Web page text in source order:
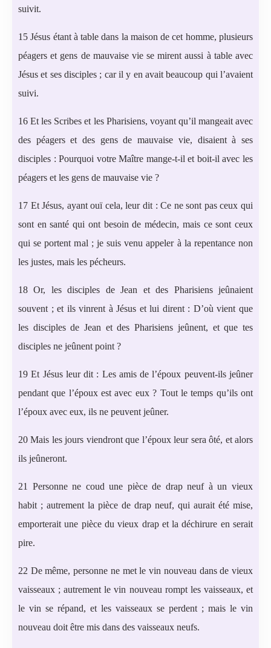
suivit.
15 Jésus étant à table dans la maison de cet homme, plusieurs
péagers et gens de mauvaise vie se mirent aussi à table avec
Jésus et ses disciples ; car il y en avait beaucoup qui l’avaient
suivi.
16 Et les Scribes et les Pharisiens, voyant qu’il mangeait avec
des péagers et des gens de mauvaise vie, disaient à ses
disciples : Pourquoi votre Maître mange-t-il et boit-il avec les
péagers et les gens de mauvaise vie ?
17 Et Jésus, ayant ouï cela, leur dit : Ce ne sont pas ceux qui
sont en santé qui ont besoin de médecin, mais ce sont ceux
qui se portent mal ; je suis venu appeler à la repentance non
les justes, mais les pécheurs.
18 Or, les disciples de Jean et des Pharisiens jeûnaient
souvent ; et ils vinrent à Jésus et lui dirent : D’où vient que
les disciples de Jean et des Pharisiens jeûnent, et que tes
disciples ne jeûnent point ?
19 Et Jésus leur dit : Les amis de l’époux peuvent-ils jeûner
pendant que l’époux est avec eux ? Tout le temps qu’ils ont
l’époux avec eux, ils ne peuvent jeûner.
20 Mais les jours viendront que l’époux leur sera ôté, et alors
ils jeûneront.
21 Personne ne coud une pièce de drap neuf à un vieux
habit ; autrement la pièce de drap neuf, qui aurait été mise,
emporterait une pièce du vieux drap et la déchirure en serait
pire.
22 De même, personne ne met le vin nouveau dans de vieux
vaisseaux ; autrement le vin nouveau rompt les vaisseaux, et
le vin se répand, et les vaisseaux se perdent ; mais le vin
nouveau doit être mis dans des vaisseaux neufs.